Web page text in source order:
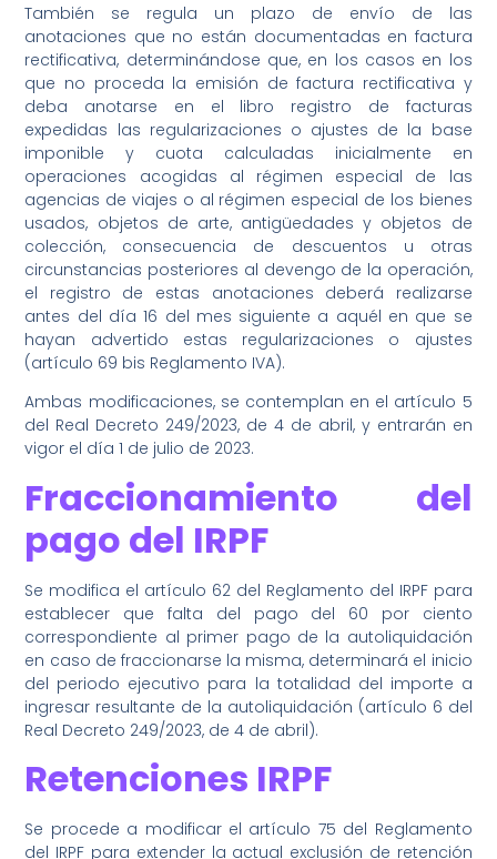
También se regula un plazo de envío de las
anotaciones que no están documentadas en factura
rectificativa, determinándose que, en los casos en los
que no proceda la emisión de factura rectificativa y
deba anotarse en el libro registro de facturas
expedidas las regularizaciones o ajustes de la base
imponible y cuota calculadas inicialmente en
operaciones acogidas al régimen especial de las
agencias de viajes o al régimen especial de los bienes
usados, objetos de arte, antigüedades y objetos de
colección, consecuencia de descuentos u otras
circunstancias posteriores al devengo de la operación,
el registro de estas anotaciones deberá realizarse
antes del día 16 del mes siguiente a aquél en que se
hayan advertido estas regularizaciones o ajustes
(artículo 69 bis Reglamento IVA).
Ambas modificaciones, se contemplan en el artículo 5
del Real Decreto 249/2023, de 4 de abril, y entrarán en
vigor el día 1 de julio de 2023.
Fraccionamiento del
pago del IRPF
Se modifica el artículo 62 del Reglamento del IRPF para
establecer que falta del pago del 60 por ciento
correspondiente al primer pago de la autoliquidación
en caso de fraccionarse la misma, determinará el inicio
del periodo ejecutivo para la totalidad del importe a
ingresar resultante de la autoliquidación (artículo 6 del
Real Decreto 249/2023, de 4 de abril).
Retenciones IRPF
Se procede a modificar el artículo 75 del Reglamento
del IRPF para extender la actual exclusión de retención